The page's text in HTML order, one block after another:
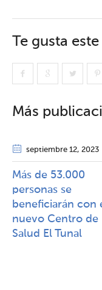
Te gusta
Más
septiembre 12, 2023
Más de 53.000
personas se
beneficiarán con
nuevo Centro de
Salud El Tunal